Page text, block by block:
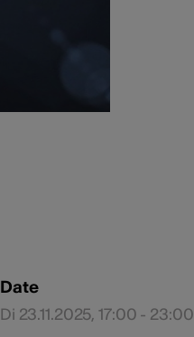
Date
Di 23.11.2025, 17:00 - 23:00